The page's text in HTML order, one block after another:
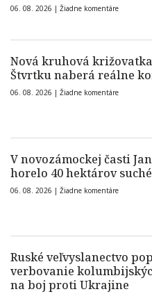
06. 08. 2026 | Žiadne komentáre
Nová kruhová
Štvrtku naberá reálne
06. 08. 2026 | Žiadne komentáre
V novozámockej časti
horelo 40 hektárov
06. 08. 2026 | Žiadne komentáre
Ruské veľvyslanectvo
verbovanie
na boj proti Ukrajine